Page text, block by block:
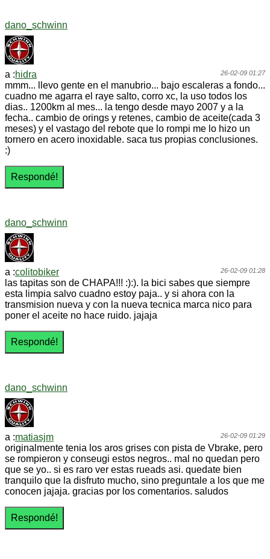
dano_schwinn
26-02-09 01:27
a :hidra
mmm... llevo gente en el manubrio... bajo escaleras a fondo...
cuadno me agarra el raye salto, corro xc, la uso todos los
dias.. 1200km al mes... la tengo desde mayo 2007 y a la
fecha.. cambio de orings y retenes, cambio de aceite(cada 3
meses) y el vastago del rebote que lo rompi me lo hizo un
tornero en acero inoxidable. saca tus propias conclusiones.
:)
dano_schwinn
26-02-09 01:28
a :colitobiker
las tapitas son de CHAPA!!! :):). la bici sabes que siempre
esta limpia salvo cuadno estoy paja.. y si ahora con la
transmision nueva y con la nueva tecnica marca nico para
poner el aceite no hace ruido. jajaja
dano_schwinn
26-02-09 01:29
a :matiasjm
originalmente tenia los aros grises con pista de Vbrake, pero
se rompieron y conseugi estos negros.. mal no quedan pero
que se yo.. si es raro ver estas rueads asi. quedate bien
tranquilo que la disfruto mucho, sino preguntale a los que me
conocen jajaja. gracias por los comentarios. saludos